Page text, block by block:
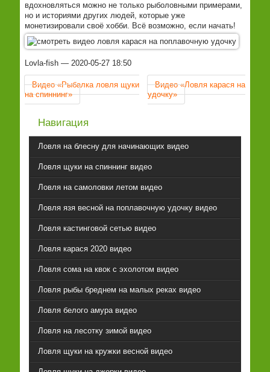
Навигация
Ловля на блесну для начинающих видео
Ловля щуки на спиннинг видео
Ловля на самоловки летом видео
Ловля язя весной на поплавочную удочку видео
Ловля кастинговой сетью видео
Ловля карася 2020 видео
Ловля сома на квок с эхолотом видео
Ловля рыбы бреднем на малых реках видео
Ловля белого амура видео
Ловля на лесотку зимой видео
Ловля щуки на кружки весной видео
вдохновляться можно не только рыболовными примерами,
но и историями других людей, которые уже
монетизировали своё хобби. Всё возможно, если начать!
Lovla-fish 2020-05-27 18:50
Видео «Рыбалка ловля щуки
на спиннинг»
Видео «Ловля карася на
удочку»